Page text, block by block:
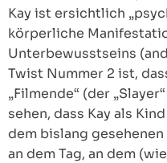
Kay ist ersichtlich
körperliche
Unterbewusstseins
Twist Nummer 2 ist,
„Filmende“ (der
sehen, dass Kay als
dem bislang
an dem Tag, an dem